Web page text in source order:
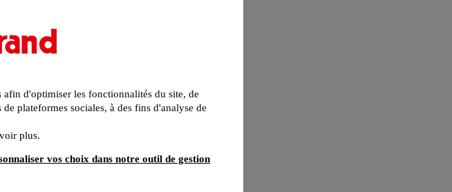
d'optimiser les fonctionnalités du site, de
plateformes sociales, à des fins d'analyse de
plus.
vos choix dans notre outil de gestion